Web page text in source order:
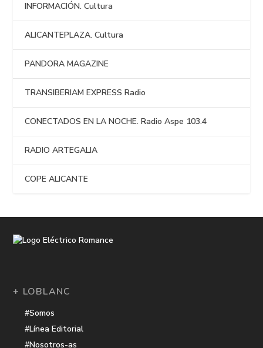
INFORMACIÓN. Cultura
ALICANTEPLAZA. Cultura
PANDORA MAGAZINE
TRANSIBERIAM EXPRESS Radio
CONECTADOS EN LA NOCHE. Radio Aspe 103.4
RADIO ARTEGALIA
COPE ALICANTE
+ LOBLANC
#Somos
#Línea Editorial
#Nosotros-as